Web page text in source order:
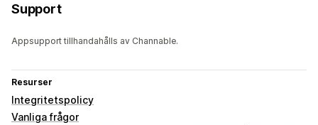
Support
Appsupport tillhandahålls av Channable.
Resurser
Integritetspolicy
Vanliga frågor